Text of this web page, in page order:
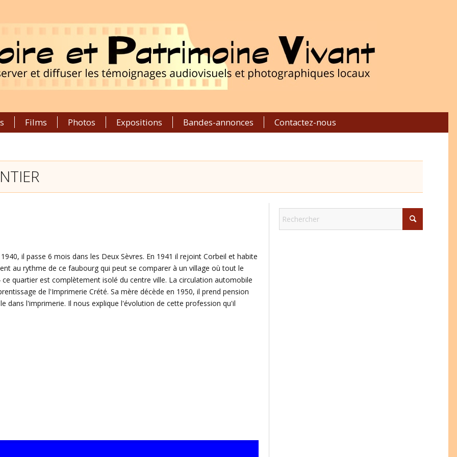
Films Photos Expositions Bandes-annonces Contactez-nous
il passe 6 mois dans les Deux Sèvres. En 1941 il rejoint Corbeil et habite
au rythme de ce faubourg qui peut se comparer à un village où tout le
quartier est complètement isolé du centre ville. La circulation automobile
de l'Imprimerie Crété. Sa mère décède en 1950, il prend pension
dans l'imprimerie. Il nous explique l'évolution de cette profession qu'il